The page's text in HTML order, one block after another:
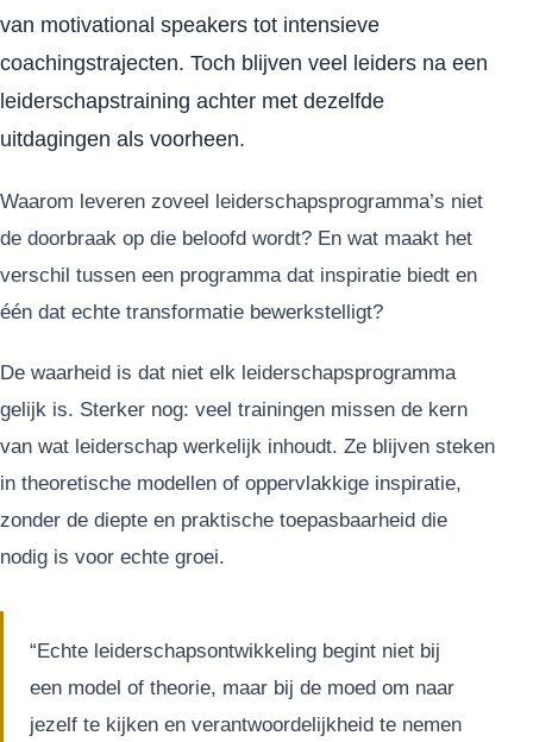
van motivational speakers tot intensieve
coachingstrajecten. Toch blijven veel leiders na een
leiderschapstraining achter met dezelfde
uitdagingen als voorheen.
Waarom leveren zoveel leiderschapsprogramma’s niet
de doorbraak op die beloofd wordt? En wat maakt het
verschil tussen een programma dat inspiratie biedt en
één dat echte transformatie bewerkstelligt?
De waarheid is dat niet elk leiderschapsprogramma
gelijk is. Sterker nog: veel trainingen missen de kern
van wat leiderschap werkelijk inhoudt. Ze blijven steken
in theoretische modellen of oppervlakkige inspiratie,
zonder de diepte en praktische toepasbaarheid die
nodig is voor echte groei.
“Echte leiderschapsontwikkeling begint niet bij
een model of theorie, maar bij de moed om naar
jezelf te kijken en verantwoordelijkheid te nemen